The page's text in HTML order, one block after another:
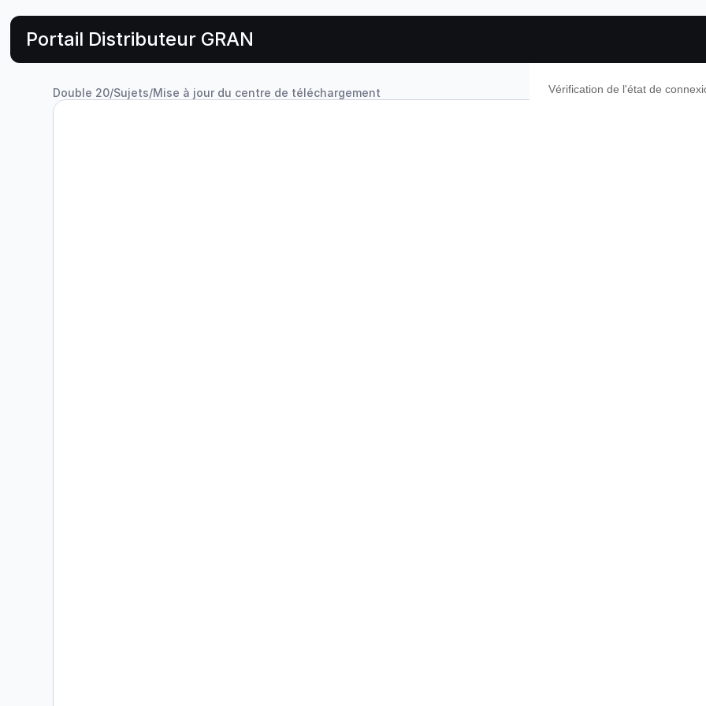
Portail Distributeur GRAN
Vérification de l'état de
Double 20/Sujets/Mise à jour du centre de téléchargement